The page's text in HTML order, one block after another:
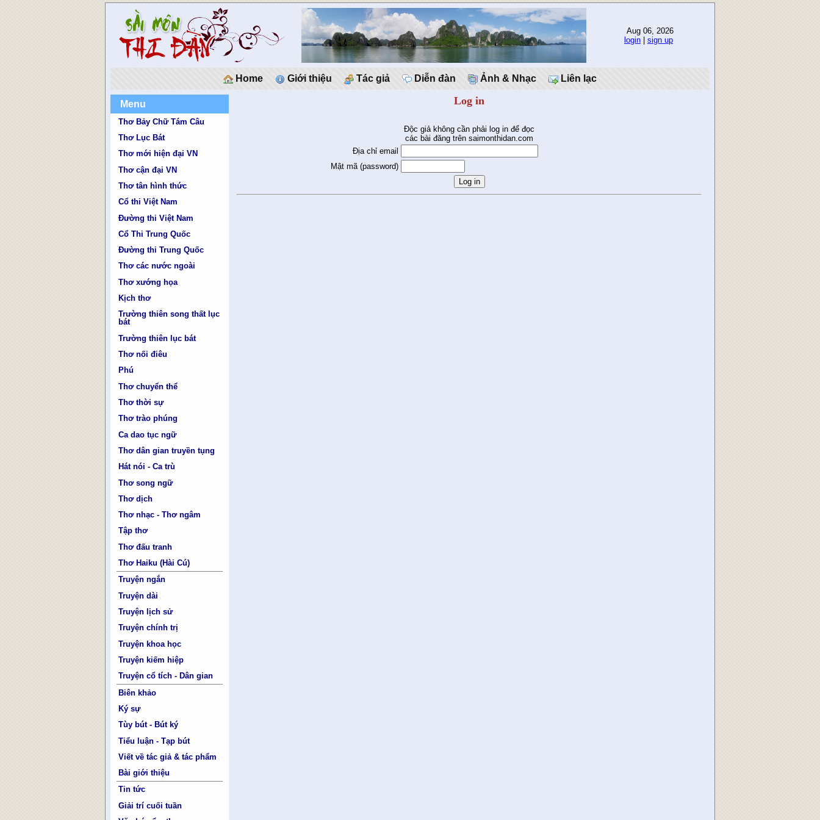
Aug 06, 2026
login
sign up
Home Giới thiệu Tác giả Diễn đàn Ảnh & Nhạc Liên lạc
Menu
Thơ Bảy Chữ Tám Câu
Thơ Lục Bát
Thơ mới hiện đại VN
Thơ cận đại VN
Thơ tân hình thức
Cổ thi Việt Nam
Đường thi Việt Nam
Cổ Thi Trung Quốc
Đường thi Trung Quốc
Thơ các nước ngoài
Thơ xướng họa
Kịch thơ
Trường thiên song thất lục
bát
Trường thiên lục bát
Thơ nối điêu
Phú
Thơ chuyển thể
Thơ thời sự
Thơ trào phúng
Ca dao tục ngữ
Thơ dân gian truyền tụng
Hát nói - Ca trù
Thơ song ngữ
Thơ dịch
Thơ nhạc - Thơ ngâm
Tập thơ
Thơ đấu tranh
Thơ Haiku (Hài Cú)
Truyện ngắn
Truyện dài
Truyện lịch sử
Truyện chính trị
Truyện khoa học
Truyện kiếm hiệp
Truyện cổ tích - Dân gian
Biên khảo
Ký sự
Tùy bút - Bút ký
Tiểu luận - Tạp bút
Viết về tác giả & tác phẩm
Bài giới thiệu
Tin tức
Giải trí cuối tuần
Log in
Độc giả không cần phải log in để đọc
các bài đăng trên saimonthidan.com
Địa chỉ email
Mật mã (password)